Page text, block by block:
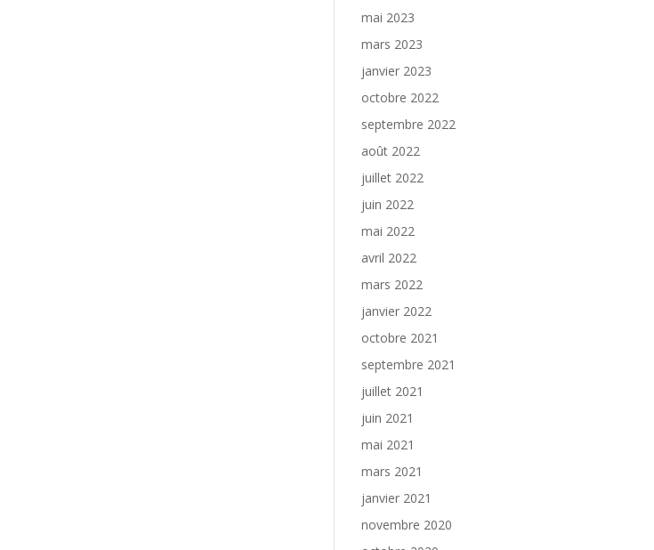
mai 2023
mars 2023
janvier 2023
octobre 2022
septembre 2022
août 2022
juillet 2022
juin 2022
mai 2022
avril 2022
mars 2022
janvier 2022
octobre 2021
septembre 2021
juillet 2021
juin 2021
mai 2021
mars 2021
janvier 2021
novembre 2020